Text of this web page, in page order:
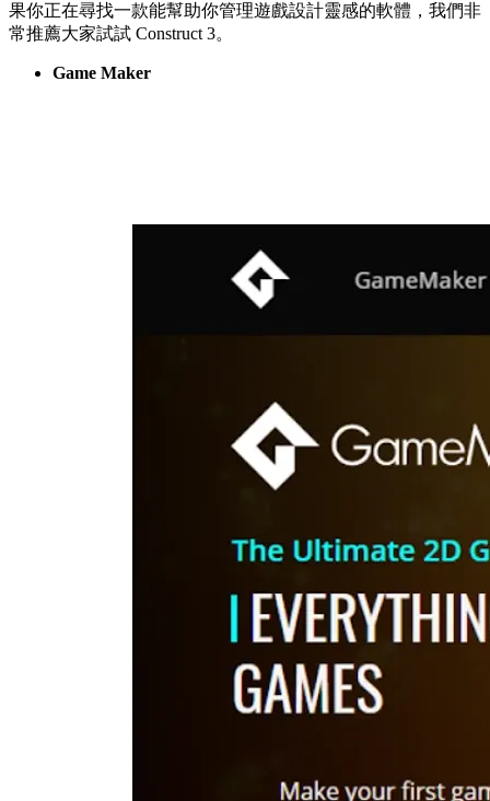
果你正在尋找一款能幫助你管理遊戲設計靈感的軟體，我們非
常推薦大家試試 Construct 3。
Game Maker